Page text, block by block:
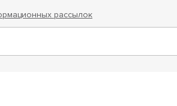
рассылок